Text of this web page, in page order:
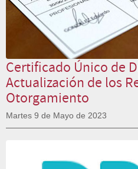
Certificado Único de
Actualización de los
Otorgamiento
Martes 9 de Mayo de 2023